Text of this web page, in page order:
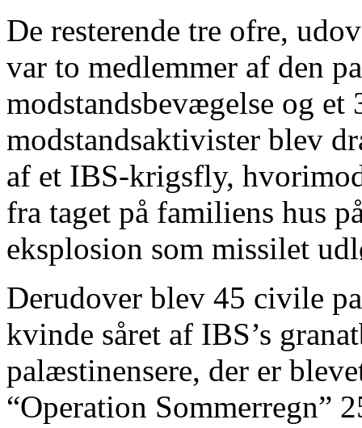
De resterende tre ofre,
var to medlemmer af den
modstandsbevægelse og et
modstandsaktivister blev
af et IBS-krigsfly,
fra taget på familiens hus
eksplosion som missilet
Derudover blev 45 civile
kvinde såret af IBS’s
palæstinensere, der er
“Operation Sommerregn”